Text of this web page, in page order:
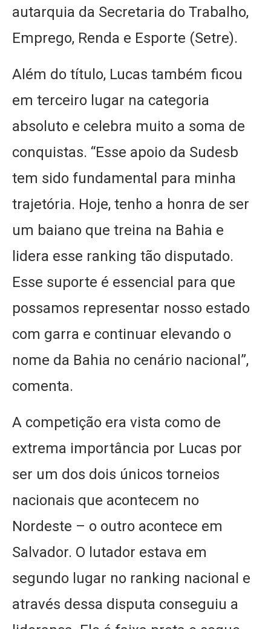
autarquia da Secretaria do Trabalho,
Emprego, Renda e Esporte (Setre).
Além do título, Lucas também ficou
em terceiro lugar na categoria
absoluto e celebra muito a soma de
conquistas. “Esse apoio da Sudesb
tem sido fundamental para minha
trajetória. Hoje, tenho a honra de ser
um baiano que treina na Bahia e
lidera esse ranking tão disputado.
Esse suporte é essencial para que
possamos representar nosso estado
com garra e continuar elevando o
nome da Bahia no cenário nacional”,
comenta.
A competição era vista como de
extrema importância por Lucas por
ser um dos dois únicos torneios
nacionais que acontecem no
Nordeste – o outro acontece em
Salvador. O lutador estava em
segundo lugar no ranking nacional e
através dessa disputa conseguiu a